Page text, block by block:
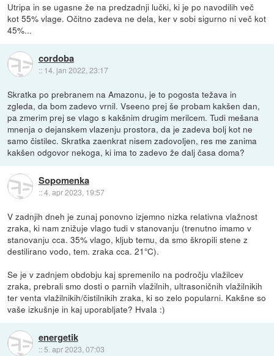
Utripa in se ugasne že na predzadnji lučki, ki je po navodilih več
kot 55% vlage. Očitno zadeva ne dela, ker v sobi sigurno ni več kot
45%...
cordoba
:: 14. jan 2022, 23:17
Skratka po prebranem na Amazonu, je to pogosta težava in
zgleda, da bom zadevo vrnil. Vseeno prej še probam kakšen dan,
pa zmerim prej se vlago s kakšnim drugim merilcem. Tudi mešana
mnenja o dejanskem vlazenju prostora, da je zadeva bolj kot ne
samo čistilec. Skratka zaenkrat nisem zadovoljen, res me zanima
kakšen odgovor nekoga, ki ima to zadevo že dalj časa doma?
Sopomenka
::4. apr 2023, 19:57
V zadnjih dneh je zunaj ponovno izjemno nizka relativna vlažnost
zraka, ki nam znižuje vlago tudi v stanovanju (trenutno imamo v
stanovanju cca. 35% vlago, kljub temu, da smo škropili stene z
destilirano vodo, tem. zraka cca. 21°C).
Se je v zadnjem obdobju kaj spremenilo na področju vlažilcev
zraka, prebrali smo dosti o parnih vlažilnih, ultrasoničnih vlažilnikih
ter venta vlažilnikih/čistilnikih zraka, ki so zelo popularni. Kakšne so
vaše izkušnje in kaj uporabljate? Hvala :)
energetik
:: 5. apr 2023, 07:03